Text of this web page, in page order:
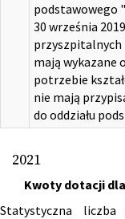
podstawowego
30 września
mają wykazane
potrzebie
nie mają
do oddziału
2021
Kwoty dotacji
Statystyczna liczba